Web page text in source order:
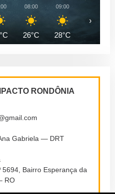
08:00
26°C
09:00
28°C
›
RONDÔNIA
Gabriela — DRT
5694, Bairro Esperança da
RO